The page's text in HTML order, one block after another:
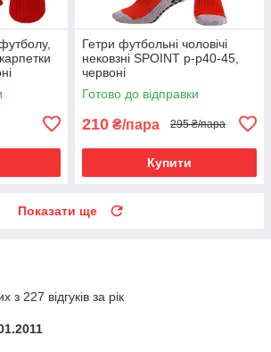
Гетри футбольні чоловічі
нековзні SPOINT р-р40-45,
червоні
Готово до відправки
210 ₴/пара 295 ₴/пара
Купити
Показати ще
з 227 відгуків за рік